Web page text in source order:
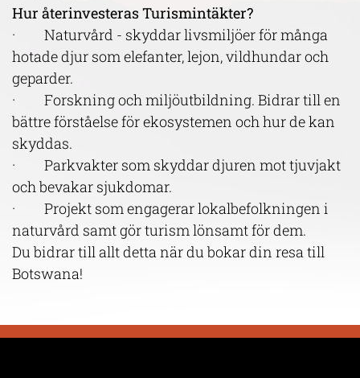
Hur återinvesteras Turismintäkter?
· Naturvård - skyddar livsmiljöer för många
hotade djur som elefanter, lejon, vildhundar och
geparder.
· Forskning och miljöutbildning. Bidrar till en
bättre förståelse för ekosystemen och hur de kan
skyddas.
· Parkvakter som skyddar djuren mot tjuvjakt
och bevakar sjukdomar.
· Projekt som engagerar lokalbefolkningen i
naturvård samt gör turism lönsamt för dem.
Du bidrar till allt detta när du bokar din resa till
Botswana!